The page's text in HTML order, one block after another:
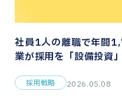
社員1人の離職で年間
業が採用を「設備投資
採用戦略 2026.05.08